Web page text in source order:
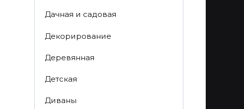
Дачная и садовая
Декорирование
Деревянная
Детская
Диваны